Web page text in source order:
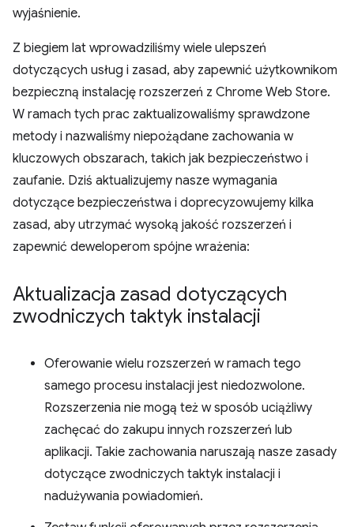
wyjaśnienie.
Z biegiem lat wprowadziliśmy wiele ulepszeń
dotyczących usług i zasad, aby zapewnić użytkownikom
bezpieczną instalację rozszerzeń z Chrome Web Store.
W ramach tych prac zaktualizowaliśmy sprawdzone
metody i nazwaliśmy niepożądane zachowania w
kluczowych obszarach, takich jak bezpieczeństwo i
zaufanie. Dziś aktualizujemy nasze wymagania
dotyczące bezpieczeństwa i doprecyzowujemy kilka
zasad, aby utrzymać wysoką jakość rozszerzeń i
zapewnić deweloperom spójne wrażenia:
Aktualizacja zasad dotyczących
zwodniczych taktyk instalacji
Oferowanie wielu rozszerzeń w ramach tego
samego procesu instalacji jest niedozwolone.
Rozszerzenia nie mogą też w sposób uciążliwy
zachęcać do zakupu innych rozszerzeń lub
aplikacji. Takie zachowania naruszają nasze zasady
dotyczące zwodniczych taktyk instalacji i
nadużywania powiadomień.